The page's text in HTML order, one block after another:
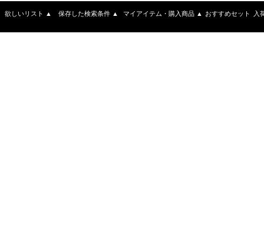
欲しいリスト ▲ 保存した検索条件 ▲ マイアイテム・購入商品 ▲ おすすめセット 入